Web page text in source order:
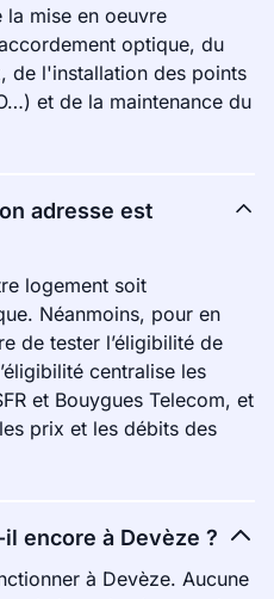
la mise en oeuvre
optique, du
de l'installation des points
et de la maintenance du
adresse est
logement soit
Néanmoins, pour en
de tester l’éligibilité de
centralise les
et Bouygues Telecom, et
prix et les débits des
il encore à Devèze ?
à Devèze. Aucune